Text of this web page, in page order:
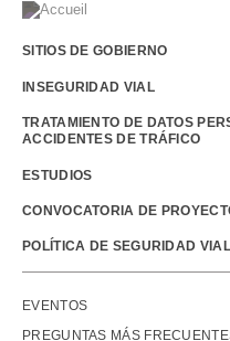
Menu
SITIOS DE GOBIERNO
INSEGURIDAD VIAL
TRATAMIENTO DE DATOS
ACCIDENTES DE TRÁFICO
ESTUDIOS
CONVOCATORIA DE
POLÍTICA DE SEGURIDAD VIAL
Outils
EVENTOS
PREGUNTAS MÁS